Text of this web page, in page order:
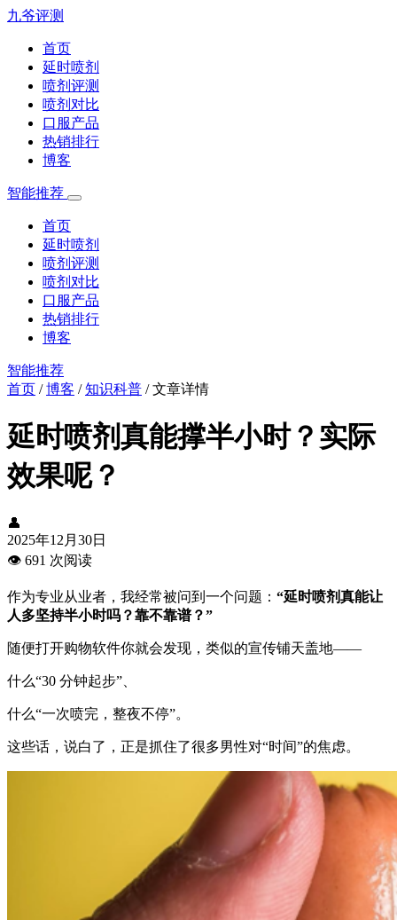
九爷评测
首页
延时喷剂
喷剂评测
喷剂对比
口服产品
热销排行
博客
智能推荐
首页
延时喷剂
喷剂评测
喷剂对比
口服产品
热销排行
博客
智能推荐
首页 /博客 /知识科普 /文章详情
延时喷剂真能撑半小时？实际
效果呢？
👤
2025年12月30日
👁️ 691 次阅读
作为专业从业者，我经常被问到一个问题： “延时喷剂真能让
人多坚持半小时吗？靠不靠谱？”
随便打开购物软件你就会发现，类似的宣传铺天盖地——
什么“30 分钟起步”、
什么“一次喷完，整夜不停”。
这些话，说白了，正是抓住了很多男性对“时间”的焦虑。